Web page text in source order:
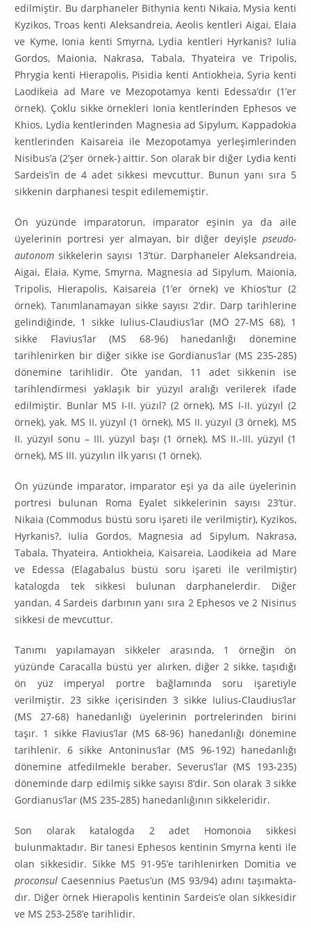
edilmiştir. Bu darphaneler Bithynia kenti Nikaia, Mysia kenti
Kyzikos, Troas kenti Aleksandreia, Aeolis kentleri Aigai, Elaia
ve Kyme, Ionia kenti Smyrna, Lydia kentleri Hyrkanis? Iulia
Gordos, Ma­ionia, Nakrasa, Tabala, Thyateira ve Tripolis,
Phrygia kenti Hierapolis, Pisidia kenti Antiokheia, Syria kenti
Laodikeia ad Mare ve Mezopotamya kenti Edes­sa’dır (1’er
örnek). Çoklu sikke örnekleri Ionia kentlerinden Ephesos ve
Khios, Lydia kentlerinden Magnesia ad Sipylum, Kappadokia
kentlerinden Kaisareia ile Mezopotamya yerleşimlerinden
Nisibus’a (2’şer örnek-) aittir. Son olarak bir diğer Lydia kenti
Sardeis’in de 4 adet sikkesi mevcuttur. Bunun yanı sıra 5
sikkenin darphanesi tespit edilememiştir.
Ön yüzünde imparatorun, imparator eşinin ya da aile
üyelerinin portresi yer almayan, bir diğer deyişle pseudo-
autonom sikkelerin sayısı 13’tür. Darp­ha­neler Aleksandreia,
Aigai, Elaia, Kyme, Smyrna, Magnesia ad Sipylum, Maionia,
Tripolis, Hierapolis, Kaisareia (1’er örnek) ve Khios’tur (2
örnek). Ta­nım­lanamayan sikke sayısı 2’dir. Darp tarihlerine
gelindiğinde, 1 sikke Iulius-Claudius’lar (MÖ 27-MS 68), 1
sikke Flavius’lar (MS 68-96) hanedanlığı döne­mine
tarihlenirken bir diğer sikke ise Gordianus’lar (MS 235-285)
dönemine tarihlidir. Öte yandan, 11 adet sikkenin ise
tarihlendirmesi yaklaşık bir yüzyıl aralığı verilerek ifade
edilmiştir. Bunlar MS I-II. yüzıl? (2 örnek), MS I-II. yüzyıl (2
örnek), yak. MS II. yüzyıl (1 örnek), MS II. yüzyıl (3 örnek), MS
II. yüzyıl sonu – III. yüzyıl başı (1 örnek), MS II.-III. yüzyıl (1
örnek), MS III. yüzyılın ilk yarısı (1 örnek).
Ön yüzünde imparator, imparator eşi ya da aile üyelerinin
portresi bulu­nan Roma Eyalet sikkelerinin sayısı 23’tür.
Nikaia (Commodus büstü soru işareti ile verilmiştir), Kyzikos,
Hyrkanis?, Iulia Gordos, Magnesia ad Sipylum, Nakrasa,
Tabala, Thyateira, Antiokheia, Kaisareia, Laodikeia ad Mare
ve Edes­sa (Elagabalus büstü soru işareti ile verilmiştir)
katalogda tek sikkesi bu­lunan darphanelerdir. Diğer
yandan, 4 Sardeis darbının yanı sıra 2 Ephesos ve 2 Nisinus
sikkesi de mevcuttur.
Tanımı yapılamayan sikkeler arasında, 1 örneğin ön
yüzünde Caracalla büs­tü yer alırken, diğer 2 sikke, taşıdığı
ön yüz imperyal portre bağlamında so­ru işaretiyle
verilmiştir. 23 sikke içerisinden 3 sikke Iulius-Claudius’lar
(MS 27-68) hanedanlığı üyelerinin portrelerinden birini
taşır. 1 sikke Flavius’lar (MS 68-96) hanedanlığı dönemine
tarihlenir. 6 sikke Antoninus’lar (MS 96-192) hanedanlığı
dönemine atfedilmekle beraber, Severus’lar (MS 193-235)
döneminde darp edilmiş sikke sayısı 8’dir. Son olarak 3 sikke
Gordianus’lar (MS 235-285) hanedanlığının sikkeleridir.
Son olarak katalogda 2 adet Homonoia sikkesi
bulunmaktadır. Bir tanesi Ephesos kentinin Smyrna kenti ile
olan sikkesidir. Sikke MS 91-95’e tarihlenir­ken Domitia ve
proconsul Caesennius Paetus’un (MS 93/94) adını taşımakta­
dır. Diğer örnek Hierapolis kentinin Sardeis’e olan sikkesidir
ve MS 253-258’e tarihlidir.